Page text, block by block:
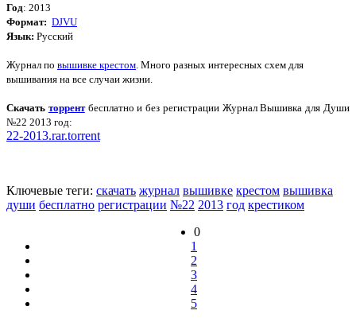
Год: 2013
Формат: DJVU
Язык: Русский
Журнал по вышивке крестом . Много разных интересных схем для
вышивания на все случаи жизни.
Скачать торрентбесплатно и без регистрации Журнал Вышивка для Души
№22 2013 год:
22-2013.rar.torrent
Ключевые теги: скачать журнал вышивке крестом вышивка
души бесплатно регистрации №22 2013 год крестиком
0
1
2
3
4
5